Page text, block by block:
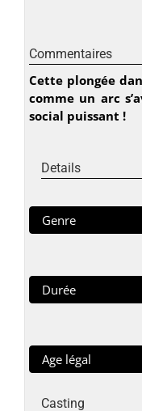
Commentaires
Cette plongée
comme un arc
social puissant !
Details
Genre
Durée
Age légal
Casting